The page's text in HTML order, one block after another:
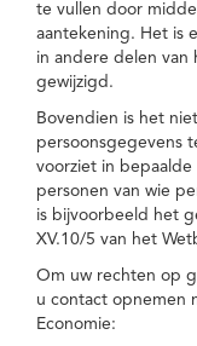
te vullen door
aantekening. Het is
in andere delen van
gewijzigd.
Bovendien is het
persoonsgegevens
voorziet in
personen van wie
is bijvoorbeeld het
XV.10/5 van het
Om uw rechten op
u contact opnemen
Economie: